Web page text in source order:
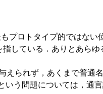
ロトタイプ的ではない
している．ありとあらゆ
られず，あくまで普通
う問題については，通